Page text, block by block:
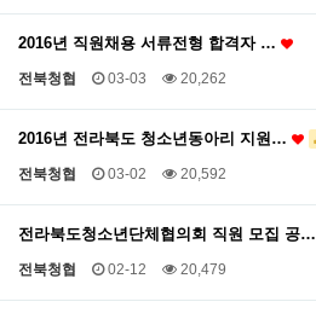
2016년 직원채용 서류전형 합격자 …
전북청협 03-03 20,262
2016년 전라북도 청소년동아리 지원…
전북청협 03-02 20,592
전라북도청소년단체협의회 직원 모집 공…
전북청협 02-12 20,479